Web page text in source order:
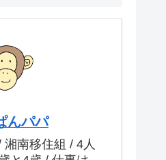
んパパ
南移住組 / 4人